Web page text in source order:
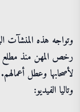
وتواجه هذه المنشآت
لأصحابها وعطل أعمالهم.
وتاليا الفيديو: